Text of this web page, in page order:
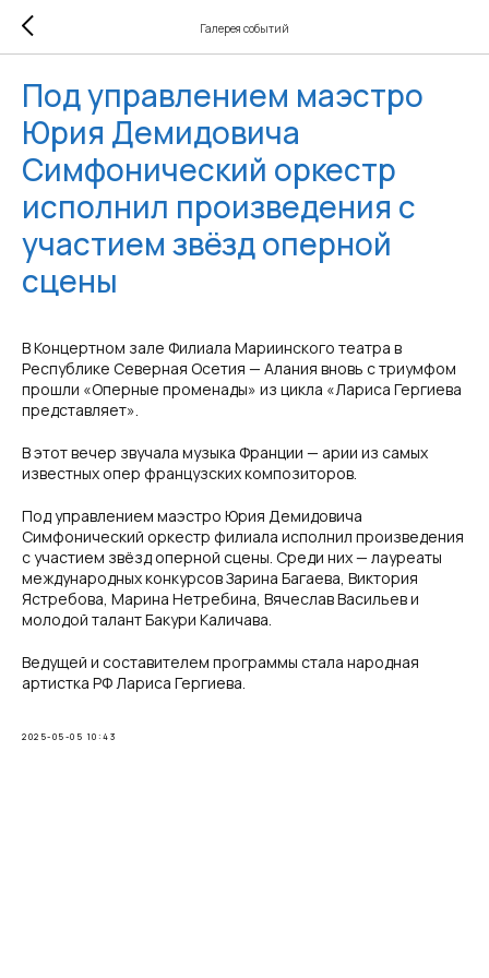
Галерея событий
Под управлением маэстро
Юрия Демидовича
Симфонический оркестр
исполнил произведения с
участием звёзд оперной
сцены
В Концертном зале Филиала Мариинского театра в
Республике Северная Осетия — Алания вновь с триумфом
прошли «Оперные променады» из цикла «Лариса Гергиева
представляет».
В этот вечер звучала музыка Франции — арии из самых
известных опер французских композиторов.
Под управлением маэстро Юрия Демидовича
Симфонический оркестр филиала исполнил произведения
с участием звёзд оперной сцены. Среди них — лауреаты
международных конкурсов Зарина Багаева, Виктория
Ястребова, Марина Нетребина, Вячеслав Васильев и
молодой талант Бакури Каличава.
Ведущей и составителем программы стала народная
артистка РФ Лариса Гергиева.
2025-05-05 10:43